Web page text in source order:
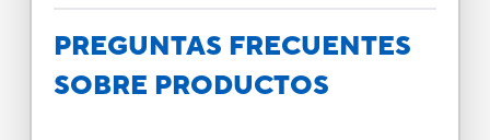
PREGUNTAS FRECUENTES
SOBRE PRODUCTOS